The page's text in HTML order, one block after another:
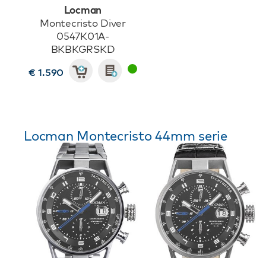
Locman
Montecristo Diver
0547K01A-
BKBKGRSKD
€ 1.590
Locman Montecristo 44mm serie